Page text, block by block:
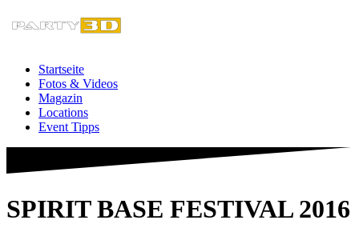
Inhalt
Startseite
Fotos & Videos
Magazin
Locations
Event Tipps
SPIRIT BASE FESTIVAL 2016